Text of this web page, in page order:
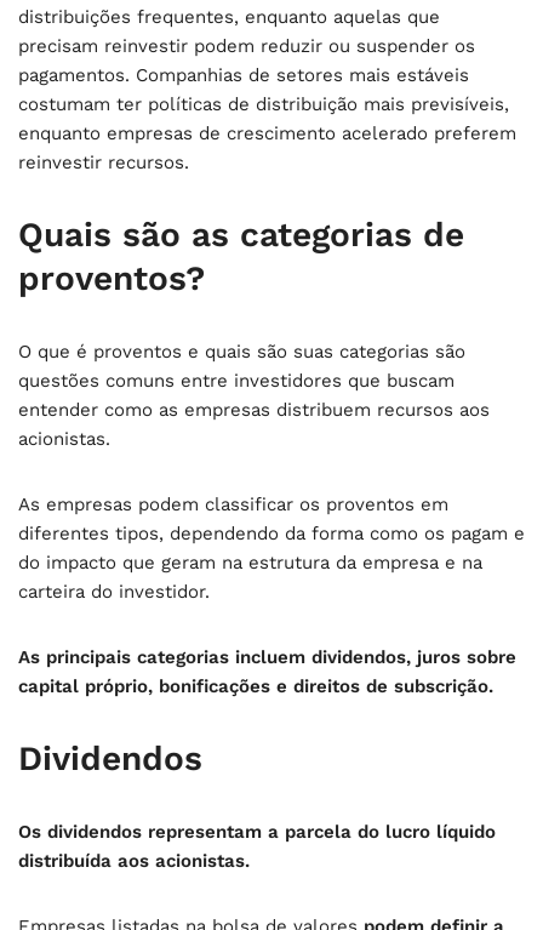
distribuições frequentes, enquanto aquelas que
precisam reinvestir podem reduzir ou suspender os
pagamentos. Companhias de setores mais estáveis
costumam ter políticas de distribuição mais previsíveis,
enquanto empresas de crescimento acelerado preferem
reinvestir recursos.
Quais são as categorias de
proventos?
O que é proventos e quais são suas categorias são
questões comuns entre investidores que buscam
entender como as empresas distribuem recursos aos
acionistas.
As empresas podem classificar os proventos em
diferentes tipos, dependendo da forma como os pagam e
do impacto que geram na estrutura da empresa e na
carteira do investidor.
As principais categorias incluem dividendos, juros sobre
capital próprio, bonificações e direitos de subscrição.
Dividendos
Os dividendos representam a parcela do lucro líquido
distribuída aos acionistas.